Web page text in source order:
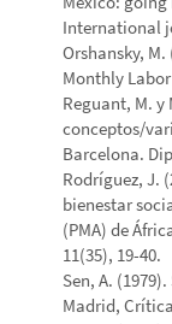
International
Orshansky,
Monthly Labor
Reguant, M. y
conceptos/
Barcelona.
Rodríguez, J.
bienestar
(PMA) de
11(35), 19-40.
Sen, A.
Madrid,